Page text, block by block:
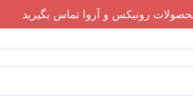
رونیکس و آروا تماس بگیرید